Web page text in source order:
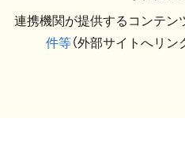
連携機関が提供するコンテン
件等（外部サイトへリン